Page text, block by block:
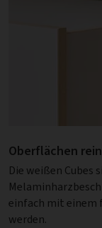
Oberflächen
Die weißen Cubes
einfach mit einem
werden.